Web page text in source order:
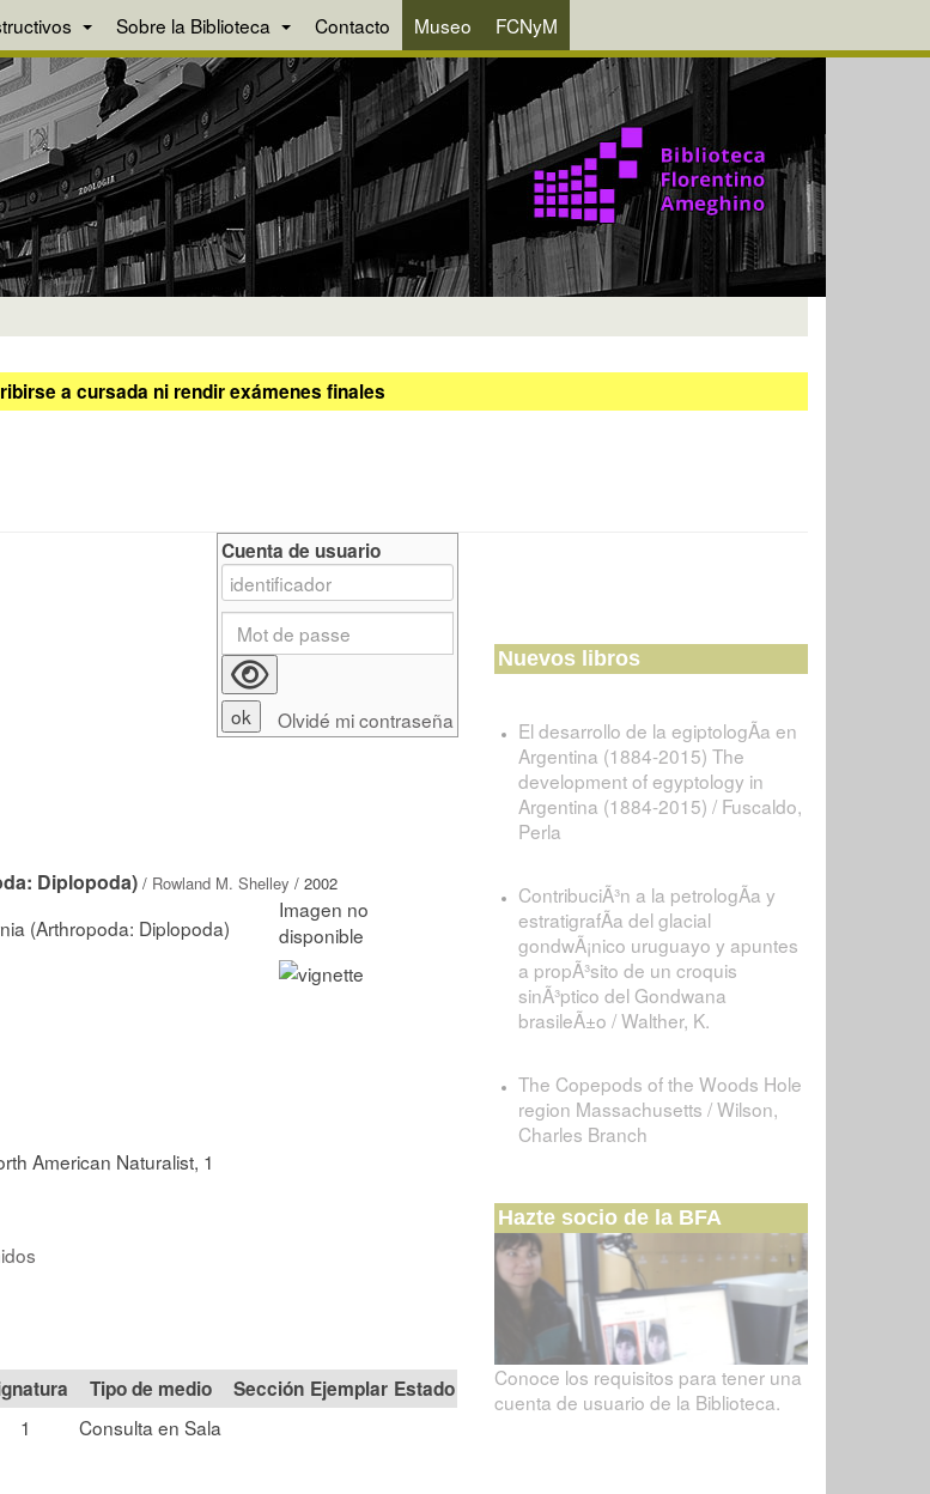
Sobre la Biblioteca Contacto Museo FCNyM
a cursada ni rendir exámenes finales
Diplopoda) / Rowland M. Shelley / 2002
(Arthropoda: Diplopoda)
American Naturalist, 1
Tipo de medio Sección
Estado
1 Consulta en Sala
Cuenta de usuario
Olvidé mi contraseña
Nuevos libros
El desarrollo de la egiptologÃ­a en
Argentina (1884-2015) The
development of egyptology in
Argentina (1884-2015) / Fuscaldo,
Perla
ContribuciÃ³n a la petrologÃ­a y
estratigrafÃ­a del glacial
gondwÃ¡nico uruguayo y apuntes
a propÃ³sito de un croquis
sinÃ³ptico del Gondwana
brasileÃ±o / Walther, K.
The Copepods of the Woods Hole
region Massachusetts / Wilson,
Charles Branch
Hazte socio de la BFA
Conoce los requisitos para tener una
cuenta de usuario de la Biblioteca.